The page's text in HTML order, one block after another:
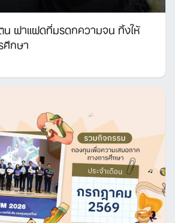
ฝาแฝดที่มรดกความจน ทิ้งให้
กษา